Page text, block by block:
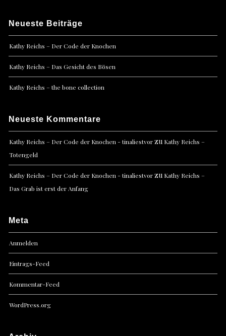
Neueste Beiträge
Kathy Reichs – Der Code der Knochen
Kathy Reichs – Das Gesicht des Bösen
Kathy Reichs – the bone collection
Neueste Kommentare
Kathy Reichs – Der Code der Knochen - tinaliestvorzu Kathy Reichs –
Totengeld
Kathy Reichs – Der Code der Knochen - tinaliestvorzu Kathy Reichs –
Das Grab ist erst der Anfang
Meta
Anmelden
Eintrags-Feed
Kommentar-Feed
WordPress.org